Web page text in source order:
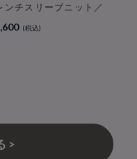
ンチスリーブニット／
>